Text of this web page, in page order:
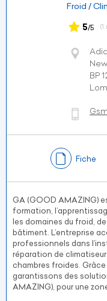
Froid /
5/5
BP
Fiche
GA (GOOD AMAZING)
formation,
les domaines du froid,
bâtiment. L’entreprise
professionnels dans
réparation de
chambres froides.
garantissons des
AMAZING), pour une